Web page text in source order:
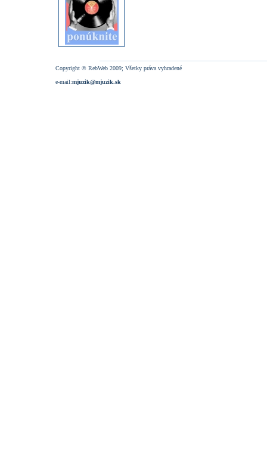
Copyright © RebWeb 2009; Všetky práva vyhradené
e-mail:mjuzik@mjuzik.sk